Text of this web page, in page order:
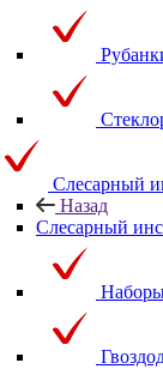
Слесарный
Назад
Слесарный